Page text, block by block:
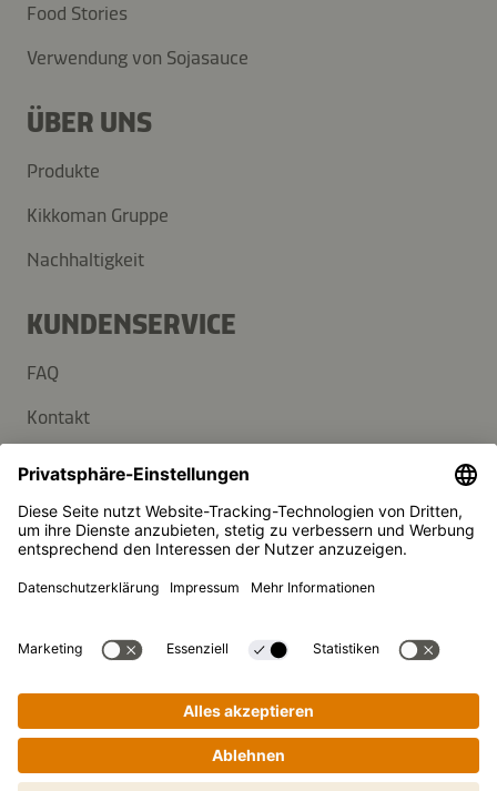
Schritt-für-Schritt-Kochen leicht
Food Stories
Verwendung von Sojasauce
ÜBER UNS
Produkte
Kikkoman Gruppe
Nachhaltigkeit
KUNDENSERVICE
FAQ
Kontakt
Newsletter
Presse
Kikkoman ist ein eingetragenes Warenzeichen der Kikkoman
© Kikkoman Trading Europe GmbH 2023 – 2026
Theodorstraße 180, 40472 Düsseldorf, Germany
Privatsphäre-Einstellungen
Impressum
Datenschutzerklärung